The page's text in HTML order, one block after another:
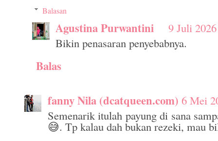
Balasan
Agustina Purwantini
9 Juli
Bikin penasaran penyebabnya.
Balas
fanny Nila (dcatqueen.com) 6 Mei
Semenarik itulah payung di sana
😅. Tp kalau dah bukan rezeki, mau